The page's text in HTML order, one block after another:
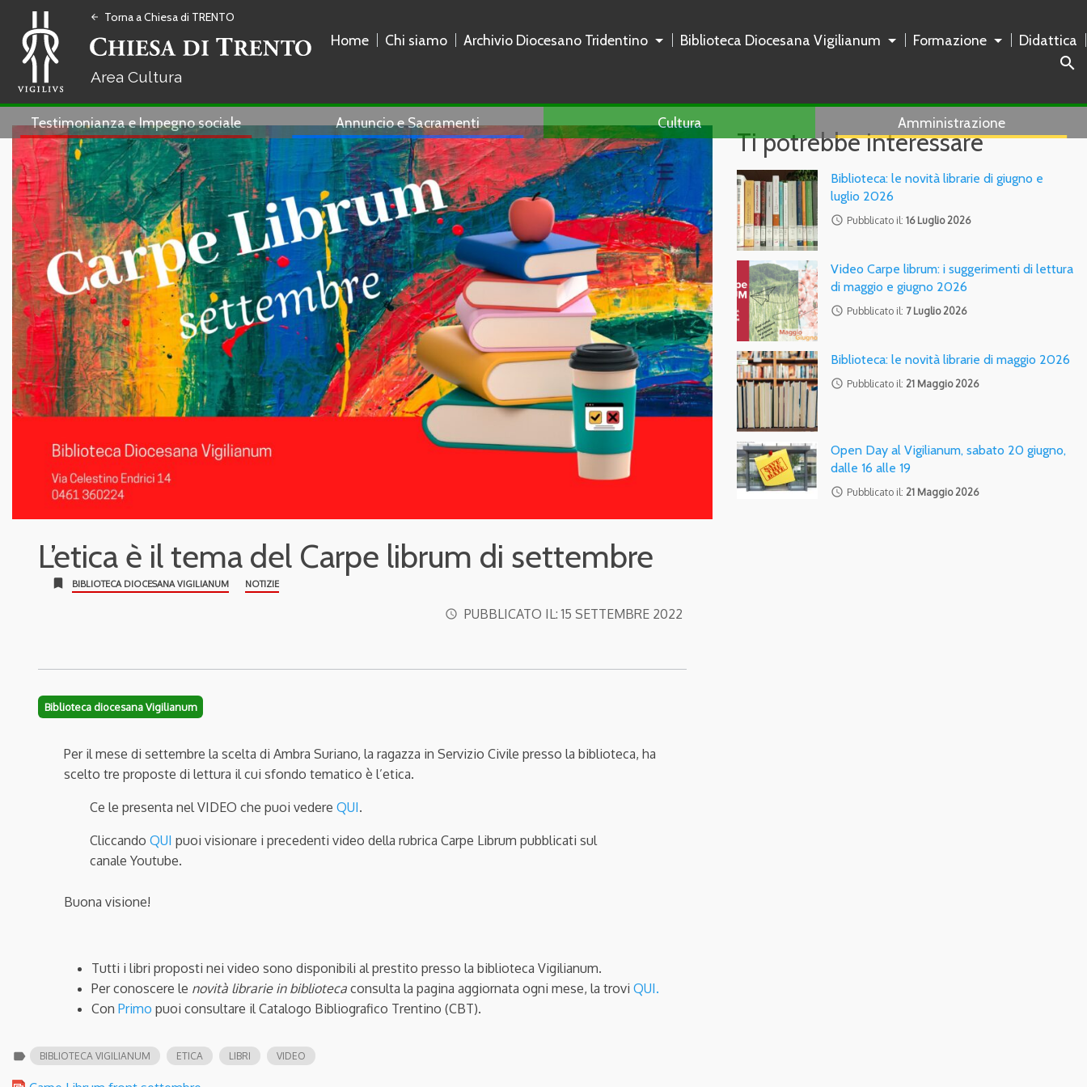
arrow_back Torna a Chiesa di TRENTO
Cultura
Home Chi siamo Archivio Diocesano Tridentino Biblioteca Diocesana Vigilianum Formazione Didattica
search
Testimonianza e Impegno sociale Annuncio e Sacramenti Cultura Amministrazione
L’etica è il tema del Carpe librum di settembre
bookmark BIBLIOTECA DIOCESANA VIGILIANUM NOTIZIE
access_time PUBBLICATO IL:15 SETTEMBRE 2022
Biblioteca diocesana Vigilianum
Per il mese di settembre la scelta di Ambra Suriano, la ragazza in Servizio Civile presso la biblioteca, ha
scelto tre proposte di lettura il cui sfondo tematico è l’etica.
Ce le presenta nel VIDEO che puoi vedere QUI.
Cliccando QUI puoi visionare i precedenti video della rubrica Carpe Librum pubblicati sul
canale Youtube.
Buona visione!
Tutti i libri proposti nei video sono disponibili al prestito presso la biblioteca Vigilianum.
Per conoscere le novità librarie in biblioteca consulta la pagina aggiornata ogni mese, la trovi QUI.
Con Primo puoi consultare il Catalogo Bibliografico Trentino (CBT).
label BIBLIOTECA VIGILIANUM ETICA LIBRI VIDEO
Ti potrebbe interessare
Biblioteca: le novità librarie di giugno e
luglio 2026
access_time Pubblicato il:16 Luglio 2026
Video Carpe librum: i suggerimenti di lettura
di maggio e giugno 2026
access_time Pubblicato il: 7 Luglio 2026
Biblioteca: le novità librarie di maggio 2026
access_time Pubblicato il: 21 Maggio 2026
Open Day al Vigilianum, sabato 20 giugno,
dalle 16 alle 19
access_time Pubblicato il: 21 Maggio 2026